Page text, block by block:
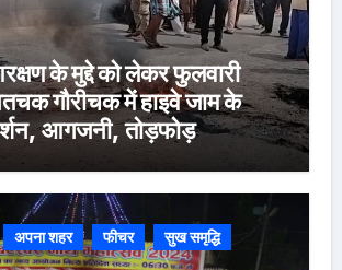
के मुद्दे को लेकर फुलवारी
गौरीचक में हाइवे जाम के
आगजनी, तोड़फोड़
अपना शहर फीचर सुख समृद्धि